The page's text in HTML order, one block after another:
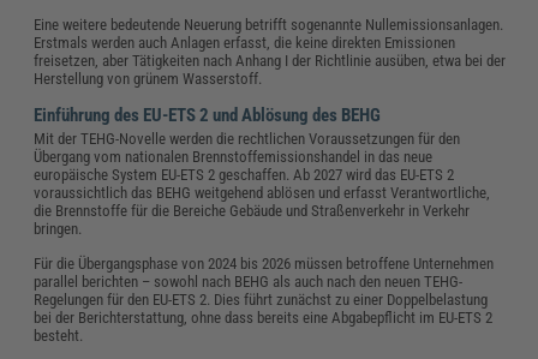
Eine weitere bedeutende Neuerung betrifft sogenannte Nullemissionsanlagen.
Erstmals werden auch Anlagen erfasst, die keine direkten Emissionen
freisetzen, aber Tätigkeiten nach Anhang I der Richtlinie ausüben, etwa bei der
Herstellung von grünem Wasserstoff.
Einführung des EU-ETS 2 und Ablösung des BEHG
Mit der TEHG-Novelle werden die rechtlichen Voraussetzungen für den
Übergang vom nationalen Brennstoffemissionshandel in das neue
europäische System EU-ETS 2 geschaffen. Ab 2027 wird das EU-ETS 2
voraussichtlich das BEHG weitgehend ablösen und erfasst Verantwortliche,
die Brennstoffe für die Bereiche Gebäude und Straßenverkehr in Verkehr
bringen.
Für die Übergangsphase von 2024 bis 2026 müssen betroffene Unternehmen
parallel berichten – sowohl nach BEHG als auch nach den neuen TEHG-
Regelungen für den EU-ETS 2. Dies führt zunächst zu einer Doppelbelastung
bei der Berichterstattung, ohne dass bereits eine Abgabepflicht im EU-ETS 2
besteht.